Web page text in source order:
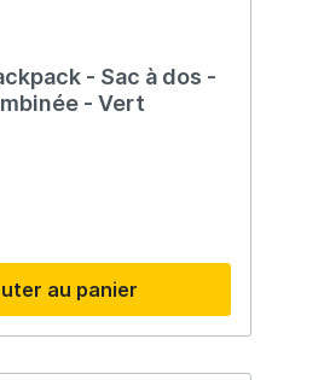
- Sac à dos -
- Vert
au panier